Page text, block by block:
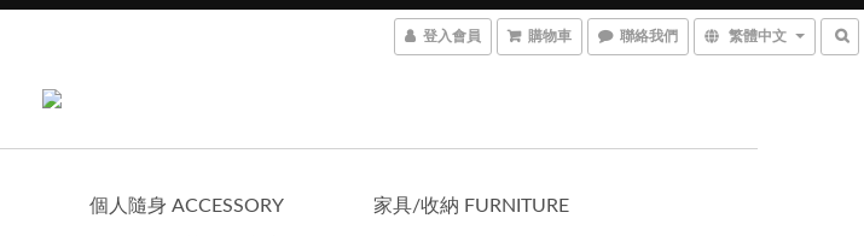
登入會員 購物車 聯絡我們 繁體中文
個人隨身 ACCESSORY 家具/收納 FURNITURE